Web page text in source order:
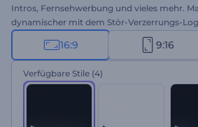
Intros, Fernsehwerbung und vieles mehr.
dynamischer mit dem Stör-Verzerrungs-
noch heute aus!
16:9 9:16
Verfügbare Stile (4)